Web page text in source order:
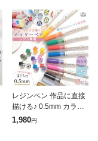
ジン クラ
レジンペン 作品に直接
描ける♪ 0.5mm カラリ
ーペン ベーシックカラ
1,980円